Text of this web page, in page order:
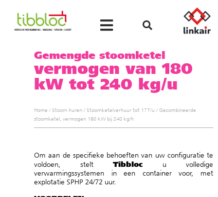
Gemengde stoomketel
vermogen van 180
kW tot 240 kg/u
Home / Stoom huren / Stoomketelverhuur tot 17 T/u / Gecombineerde
stoomketel, vermogen 180 kW bij 240 kg/h
Om aan de specifieke behoeften van uw configuratie te
voldoen, stelt Tibbloc u volledige
verwarmingssystemen in een container voor, met
explotatie SPHP 24/72 uur.